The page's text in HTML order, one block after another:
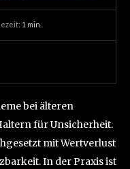
1 min.
bei älteren
für Unsicherheit.
mit Wertverlust
In der Praxis ist